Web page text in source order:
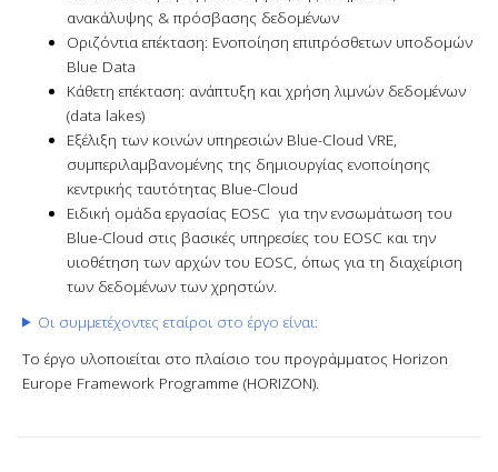
ανακάλυψης & πρόσβασης δεδομένων
Οριζόντια επέκταση: Ενοποίηση επιπρόσθετων υποδομών
Blue Data
Κάθετη επέκταση: ανάπτυξη και χρήση λιμνών δεδομένων
(data lakes)
Εξέλιξη των κοινών υπηρεσιών Blue-Cloud VRE,
συμπεριλαμβανομένης της δημιουργίας ενοποίησης
κεντρικής ταυτότητας Blue-Cloud
Ειδική ομάδα εργασίας EOSC για την ενσωμάτωση του
Blue-Cloud στις βασικές υπηρεσίες του EOSC και την
υιοθέτηση των αρχών του EOSC, όπως για τη διαχείριση
των δεδομένων των χρηστών.
Οι συμμετέχοντες εταίροι στο έργο είναι:
Το έργο υλοποιείται στο πλαίσιο του προγράμματος Horizon
Europe Framework Programme (HORIZON).